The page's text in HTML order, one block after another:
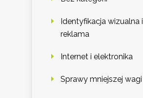
Identyfikacja wizualna i
reklama
Internet i elektronika
Sprawy mniejszej wagi